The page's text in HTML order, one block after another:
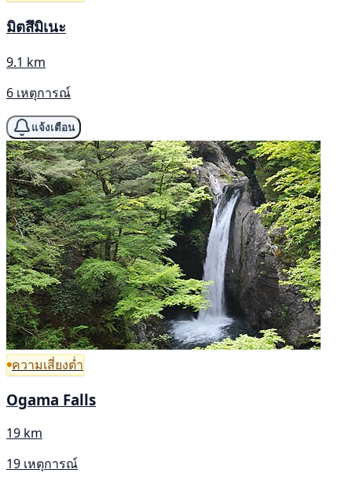
มิตสึมิเนะ
9.1 km
6 เหตุการณ์
แจ้งเตือน
ความเสี่ยงต่ำ
Ogama Falls
19 km
19 เหตุการณ์